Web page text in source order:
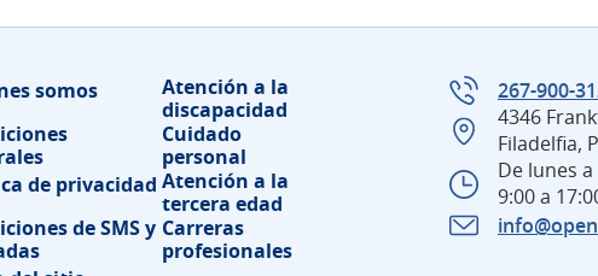
somos
Atención a la
discapacidad
Cuidado
personal
de privacidad Atención a la
tercera edad
de SMS y Carreras
profesionales
267-900-
4346
Filadelfia,
De lunes
9:00 a